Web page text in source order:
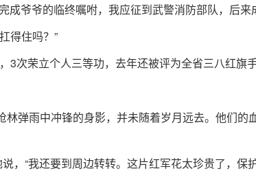
爷爷的临终嘱咐，我应征到武警消防部队，后来
得住吗？”
3次荣立个人三等功，去年还被评为全省三八红
弹雨中冲锋的身影，并未随着岁月远去。他们的
，“我还要到周边转转。这片红军花太珍贵了，保